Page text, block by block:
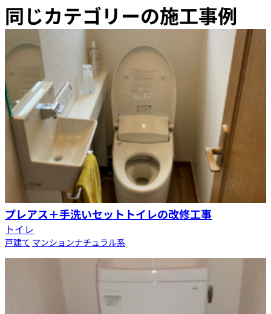
同じカテゴリーの施工事例
プレアス＋手洗いセットトイレの改修工事
トイレ
戸建て マンションナチュラル系